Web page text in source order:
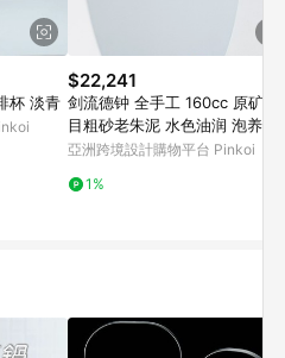
杯 淡青
$22,241
剑流德钟 全手工 160cc 原矿30
目粗砂老朱泥 水色油润 泡养后效
宜
亞洲跨境設計購物平台 Pinkoi
1%